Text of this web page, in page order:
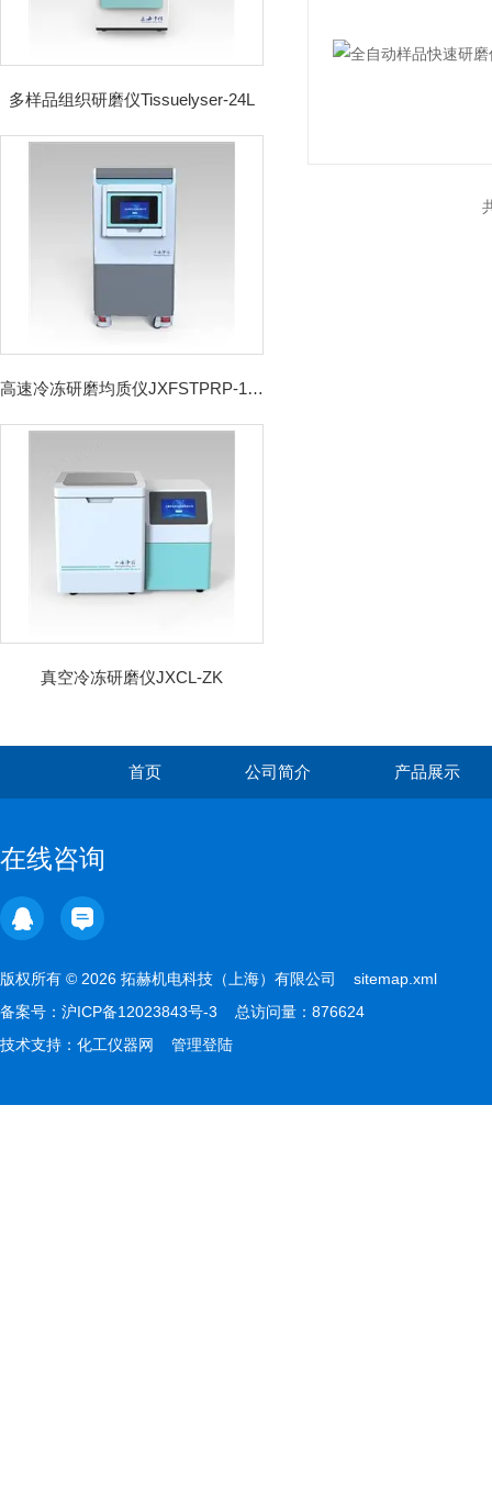
多样品组织研磨仪Tissuelyser-24L
高速冷冻研磨均质仪JXFSTPRP-192CL
真空冷冻研磨仪JXCL-ZK
首页 公司简介 产品展示
在线咨询
版权所有 © 2026 拓赫机电科技（上海）有限公司 sitemap.xml
备案号： 沪ICP备12023843号-3 总访问量：876624
技术支持： 化工仪器网 管理登陆